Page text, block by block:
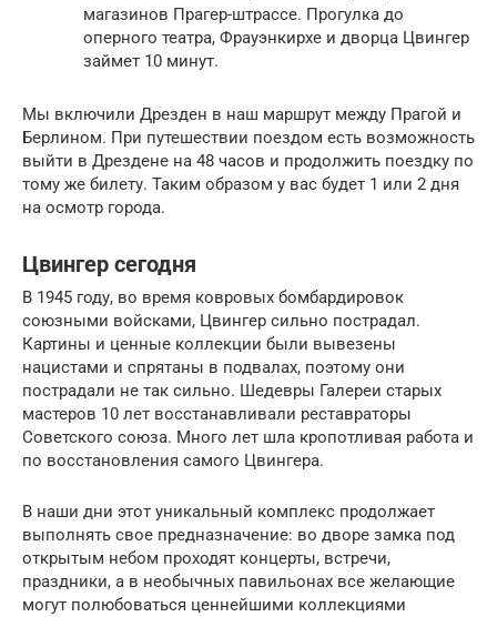
магазинов Прагер-штрассе. Прогулка до
оперного театра, Фрауэнкирхе и дворца Цвингер
займет 10 минут.
Мы включили Дрезден в наш маршрут между Прагой и
Берлином. При путешествии поездом есть возможность
выйти в Дрездене на 48 часов и продолжить поездку по
тому же билету. Таким образом у вас будет 1 или 2 дня
на осмотр города.
Цвингер сегодня
В 1945 году, во время ковровых бомбардировок
союзными войсками, Цвингер сильно пострадал.
Картины и ценные коллекции были вывезены
нацистами и спрятаны в подвалах, поэтому они
пострадали не так сильно. Шедевры Галереи старых
мастеров 10 лет восстанавливали реставраторы
Советского союза. Много лет шла кропотливая работа и
по восстановления самого Цвингера.
В наши дни этот уникальный комплекс продолжает
выполнять свое предназначение: во дворе замка под
открытым небом проходят концерты, встречи,
праздники, а в необычных павильонах все желающие
могут полюбоваться ценнейшими коллекциями